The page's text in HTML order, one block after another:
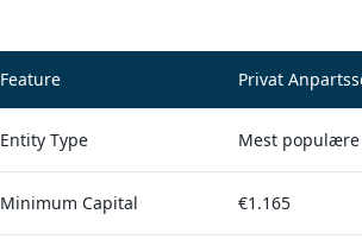
Feature Privat
Entity Type Mest
Minimum Capital €1.165